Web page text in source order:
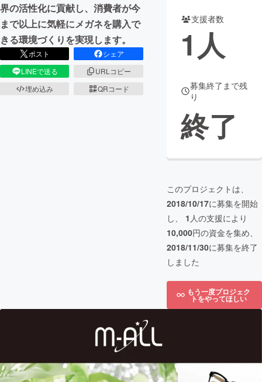
CAMPFIRE for Social Good
CAMPFIRE Creation
CAMPFIREふるさと納税
コミュニティ
界の活性化に貢献し、消費者が今
まで以上に気軽にメガネを購入で
きる環境づくりを実現します。
ポスト
シェア
LINEで送る
URLコピー
埋め込み
QRコード
支援者数
1人
募集終了まで残
り
終了
このプロジェクトは、
2018/10/17に募集を開始
し、 1 人の支援により
10,000円の資金を集め、
2018/11/30に募集を終了
しました
もう一度プロジェク
トをやってほしい